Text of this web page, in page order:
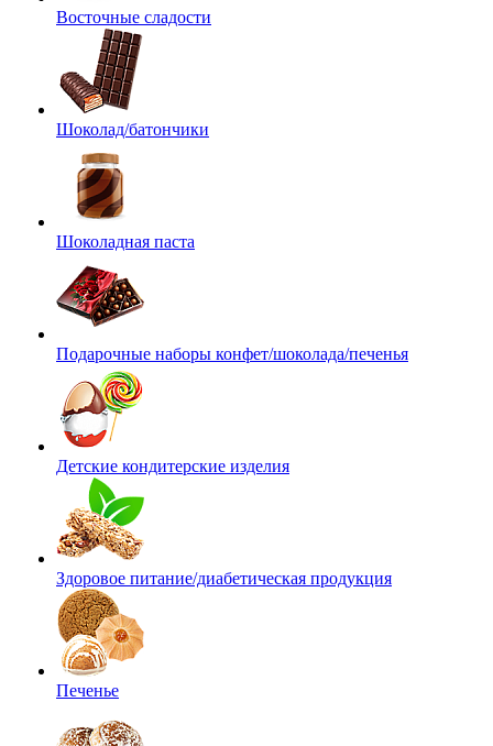
Восточные сладости
Шоколад/батончики
Шоколадная паста
Подарочные наборы конфет/шоколада/печенья
Детские кондитерские изделия
Здоровое питание/диабетическая продукция
Печенье